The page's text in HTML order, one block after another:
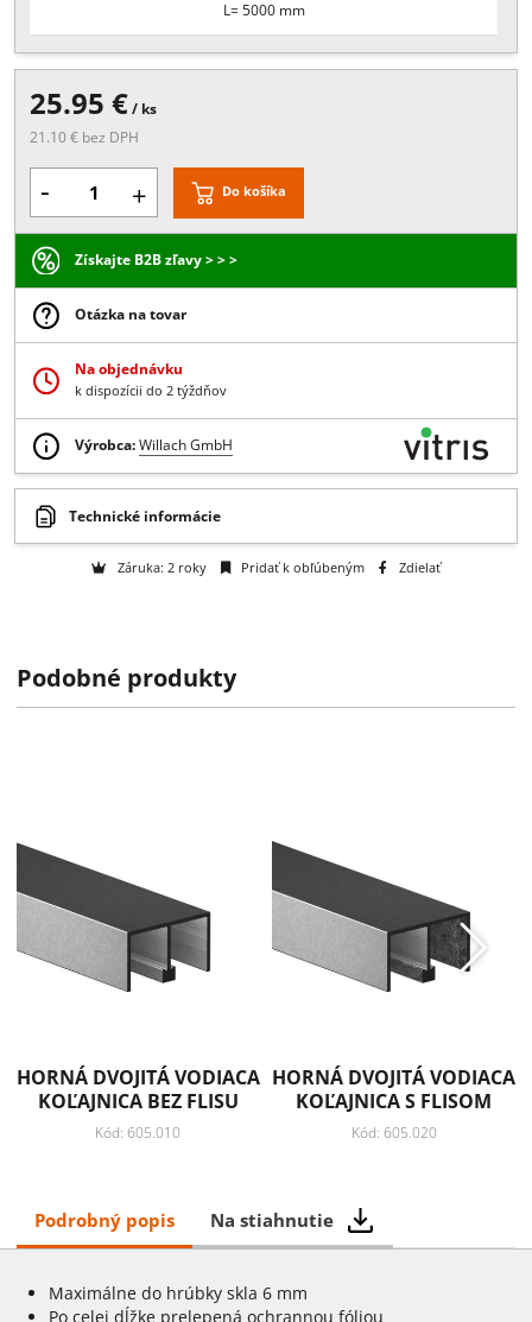
Rozmery
L= 2000 mm
25.95 €/ ks
21.10 € bez DPH
- +
Získajte B2B zľavy > > >
Na objednávku
k dispozícii do 2 týždňov
Podobné produkty
HORNÁ DVOJITÁ VODIACA
KOĽAJNICA BEZ FLISU
Kód: 605.010
HORNÁ DVOJITÁ VODIACA
KOĽAJNICA S FLISOM
Kód: 605.020
Podrobný popis Na stiahnutie
Maximálne do hrúbky skla 6 mm
Po celej dĺžke prelepená ochrannou fóliou